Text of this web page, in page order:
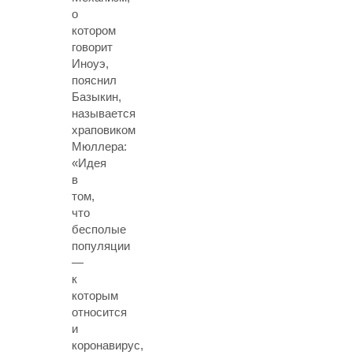
о
котором
говорит
Иноуэ,
пояснил
Базыкин,
называется
храповиком
Мюллера:
«Идея
в
том,
что
бесполые
популяции
—
к
которым
относится
и
коронавирус,